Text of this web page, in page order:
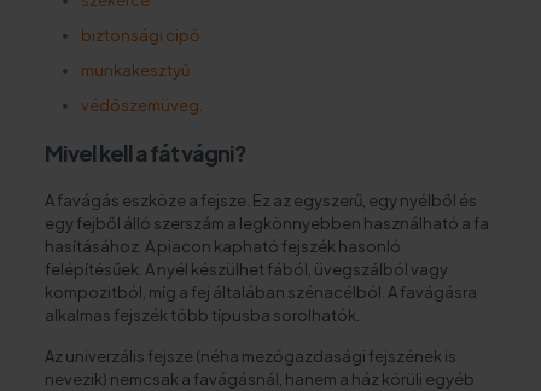
biztonsági cipő
munkakesztyű
védőszemüveg.
Mivel kell a fát vágni?
A favágás eszköze a fejsze. Ez az egyszerű, egy nyélből és
egy fejből álló szerszám a legkönnyebben használható a fa
hasításához. A piacon kapható fejszék hasonló
felépítésűek. A nyél készülhet fából, üvegszálból vagy
kompozitból, míg a fej általában szénacélból. A favágásra
alkalmas fejszék több típusba sorolhatók.
Az univerzális fejsze (néha mezőgazdasági fejszének is
nevezik) nemcsak a favágásnál, hanem a ház körüli egyéb